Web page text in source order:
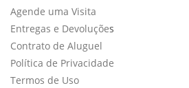
Agende uma Visita
Entregas e Devoluções
Contrato de Aluguel
Política de Privacidade
Termos de Uso